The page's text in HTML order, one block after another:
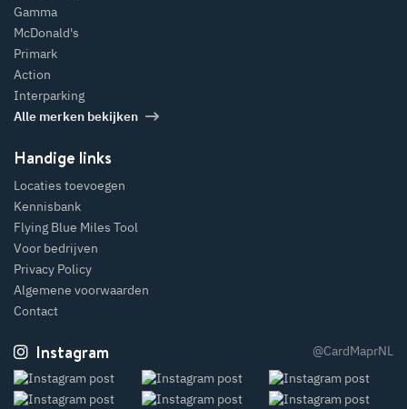
Gamma
McDonald's
Primark
Action
Interparking
Alle merken bekijken
Handige links
Locaties toevoegen
Kennisbank
Flying Blue Miles Tool
Voor bedrijven
Privacy Policy
Algemene voorwaarden
Contact
Instagram @CardMaprNL